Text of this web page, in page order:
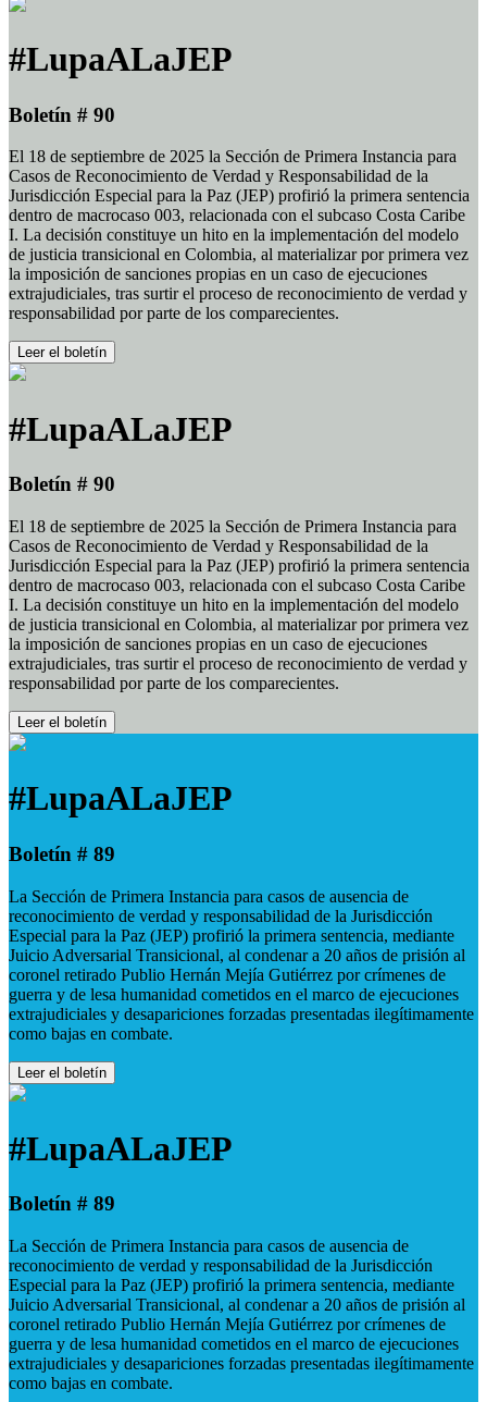
#LupaALaJEP
Boletín # 90
El 18 de septiembre de 2025 la Sección de Primera Instancia para
Casos de Reconocimiento de Verdad y Responsabilidad de la
Jurisdicción Especial para la Paz (JEP) profirió la primera sentencia
dentro de macrocaso 003, relacionada con el subcaso Costa Caribe
I. La decisión constituye un hito en la implementación del modelo
de justicia transicional en Colombia, al materializar por primera vez
la imposición de sanciones propias en un caso de ejecuciones
extrajudiciales, tras surtir el proceso de reconocimiento de verdad y
responsabilidad por parte de los comparecientes.
Leer el boletín
#LupaALaJEP
Boletín # 90
El 18 de septiembre de 2025 la Sección de Primera Instancia para
Casos de Reconocimiento de Verdad y Responsabilidad de la
Jurisdicción Especial para la Paz (JEP) profirió la primera sentencia
dentro de macrocaso 003, relacionada con el subcaso Costa Caribe
I. La decisión constituye un hito en la implementación del modelo
de justicia transicional en Colombia, al materializar por primera vez
la imposición de sanciones propias en un caso de ejecuciones
extrajudiciales, tras surtir el proceso de reconocimiento de verdad y
responsabilidad por parte de los comparecientes.
Leer el boletín
#LupaALaJEP
Boletín # 89
La Sección de Primera Instancia para casos de ausencia de
reconocimiento de verdad y responsabilidad de la Jurisdicción
Especial para la Paz (JEP) profirió la primera sentencia, mediante
Juicio Adversarial Transicional, al condenar a 20 años de prisión al
coronel retirado Publio Hernán Mejía Gutiérrez por crímenes de
guerra y de lesa humanidad cometidos en el marco de ejecuciones
extrajudiciales y desapariciones forzadas presentadas ilegítimamente
como bajas en combate.
Leer el boletín
#LupaALaJEP
Boletín # 89
La Sección de Primera Instancia para casos de ausencia de
reconocimiento de verdad y responsabilidad de la Jurisdicción
Especial para la Paz (JEP) profirió la primera sentencia, mediante
Juicio Adversarial Transicional, al condenar a 20 años de prisión al
coronel retirado Publio Hernán Mejía Gutiérrez por crímenes de
guerra y de lesa humanidad cometidos en el marco de ejecuciones
extrajudiciales y desapariciones forzadas presentadas ilegítimamente
como bajas en combate.